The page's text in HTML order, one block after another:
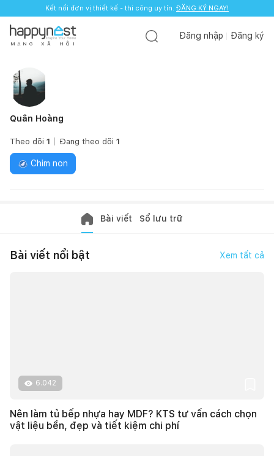
Kết nối đơn vị thiết kế - thi công uy tín. ĐĂNG KÝ NGAY!
M Ạ N G X Ã H Ộ I
Đăng nhập Đăng ký
Quân Hoàng
Theo dõi 1 Đang theo dõi 1
Chim non
Bài viết Sổ lưu trữ
Bài viết nổi bật Xem tất cả
6.042
Nên làm tủ bếp nhựa hay MDF? KTS tư vấn cách chọn
vật liệu bền, đẹp và tiết kiệm chi phí